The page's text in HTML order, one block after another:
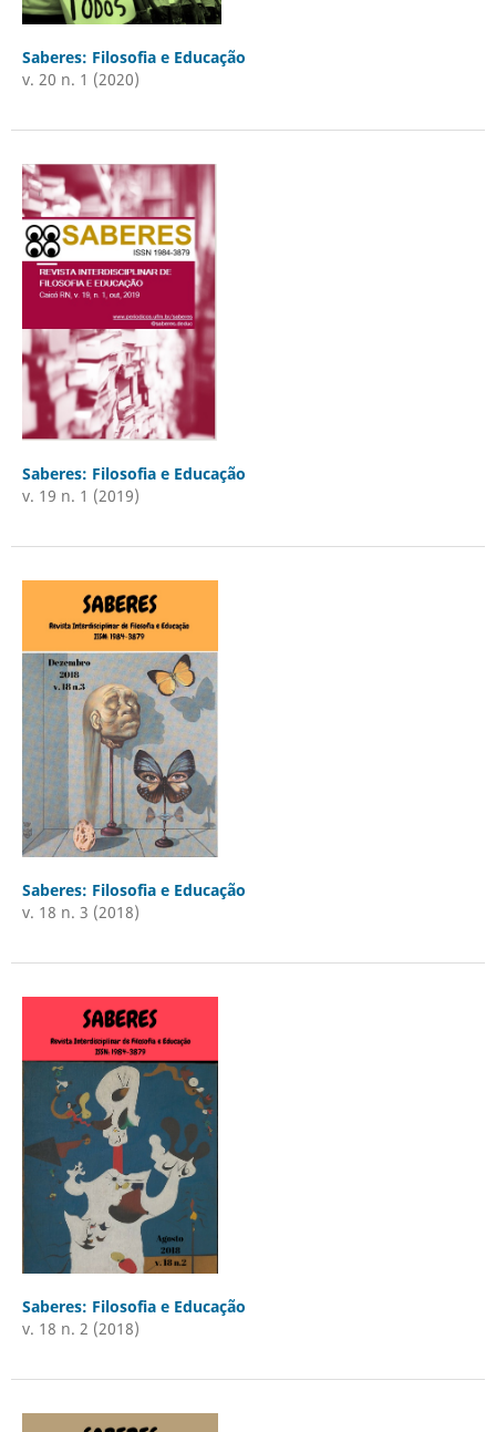
Saberes: Filosofia e Educação
v. 20 n. 1 (2020)
Saberes: Filosofia e Educação
v. 19 n. 1 (2019)
Saberes: Filosofia e Educação
v. 18 n. 3 (2018)
Saberes: Filosofia e Educação
v. 18 n. 2 (2018)